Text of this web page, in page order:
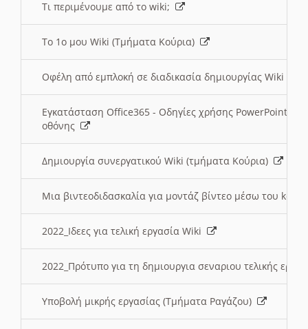
Τι περιμένουμε από το wiki;
Το 1ο μου Wiki (Τμήματα Κούρια)
Οφέλη από εμπλοκή σε διαδικασία δημιουργίας Wiki
Εγκατάσταση Office365 - Οδηγίες χρήσης PowerPoint
οθόνης
Δημιουργία συνεργατικού Wiki (τμήματα Κούρια)
Μια βιντεοδιδασκαλία για μοντάζ βίντεο μέσω του
2022_Ιδεες για τελική εργασία Wiki
2022_Πρότυπο για τη δημιουργια σεναριου τελικής
Υποβολή μικρής εργασίας (Τμήματα Ραγάζου)